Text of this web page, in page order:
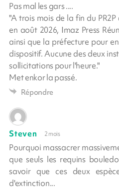
Pas mal les gars ....
"A trois mois de la fin du
en août 2026, Imaz Press
ainsi que la préfecture pour
dispositif. Aucune des deux
sollicitations pour l'heure."
Met enkor la passé.
Répondre
Steven 2 mois
Pourquoi massacrer
que seuls les requins
savoir que ces deux
d'extinction...